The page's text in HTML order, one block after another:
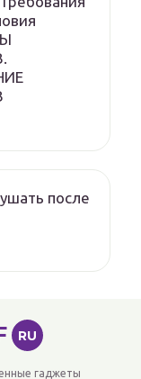
после
RU
гаджеты